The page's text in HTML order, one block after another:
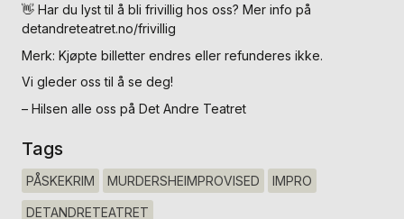
👋 Har du lyst til å bli frivillig hos oss? Mer info på
detandreteatret.no/frivillig
Merk: Kjøpte billetter endres eller refunderes ikke.
Vi gleder oss til å se deg!
– Hilsen alle oss på Det Andre Teatret
Tags
PÅSKEKRIM MURDERSHEIMPROVISED IMPRO
DETANDRETEATRET